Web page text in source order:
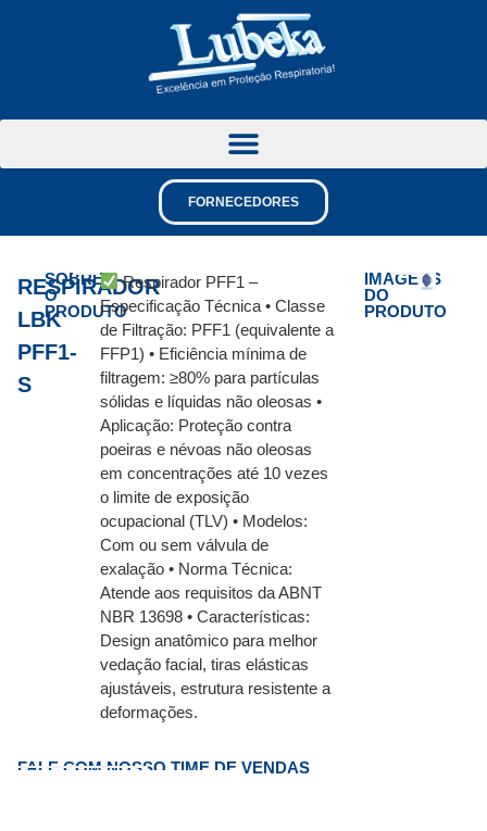
FORNECEDORES
RESPIRADOR
LBK
PFF1-
S
SOBRE
O
PRODUTO
Respirador PFF1 –
Especificação Técnica • Classe
de Filtração: PFF1 (equivalente a
FFP1) • Eficiência mínima de
filtragem: ≥80% para partículas
sólidas e líquidas não oleosas •
Aplicação: Proteção contra
poeiras e névoas não oleosas
em concentrações até 10 vezes
o limite de exposição
ocupacional (TLV) • Modelos:
Com ou sem válvula de
exalação • Norma Técnica:
Atende aos requisitos da ABNT
NBR 13698 • Características:
Design anatômico para melhor
vedação facial, tiras elásticas
ajustáveis, estrutura resistente a
deformações.
IMAGENS
DO
PRODUTO
FALE COM NOSSO TIME DE VENDAS